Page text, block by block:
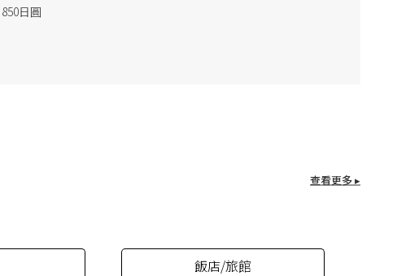
日圓
查看更多 ▸
飯店/旅館